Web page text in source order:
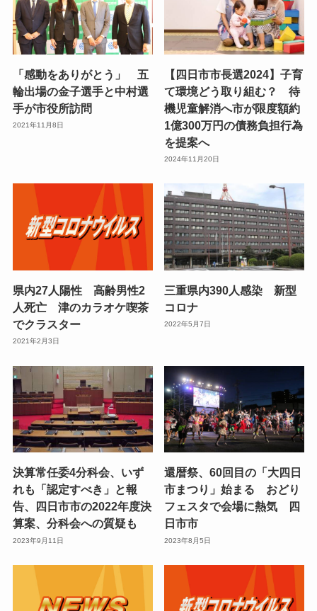
「感動をありがとう」 五
輪出場の金子選手と中村選
手が市役所訪問
2021年11月8日
【四日市市長選2024】子育
て環境どう取り組む？ 待
機児童解消へ市が限度額約
1億300万円の債務負担行為
を提案へ
2024年11月20日
県内27人陽性 高齢男性2
人死亡 津のカラオケ喫茶
でクラスター
2021年2月3日
三重県内390人感染 新型
コロナ
2022年5月7日
決算常任委4分科会、いず
れも「認定すべき」と報
告、四日市市の2022年度決
算案、分科会への質疑も
2023年9月11日
還暦祭、60回目の「大四日
市まつり」始まる おどり
フェスタで会場に熱気 四
日市市
2023年8月5日